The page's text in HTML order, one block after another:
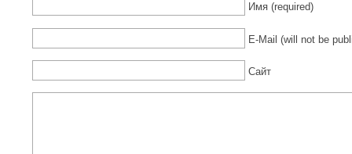
Имя (required)
E-Mail (will not be
Сайт